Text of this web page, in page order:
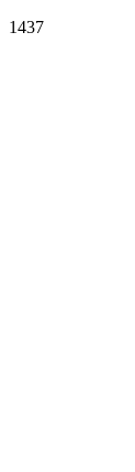
1437